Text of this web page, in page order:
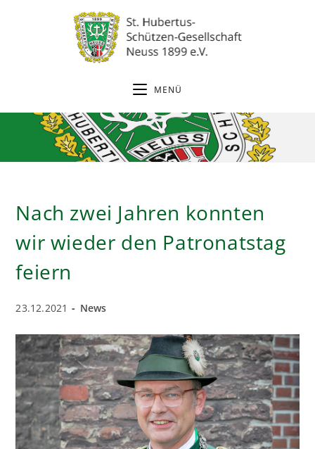
MENÜ
Nach zwei Jahren konnten
wir wieder den Patronatstag
feiern
Beitrag
23.12.2021
Beitrags-
News